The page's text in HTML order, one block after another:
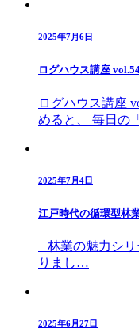
2025年7月6日
ログハウス講座
ログハウス講座
めると、 毎日の
2025年7月4日
江戸時代の循環型林
林業の魅力シリ
りまし…
2025年6月27日